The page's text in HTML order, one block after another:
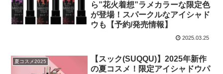
ら”花火着想”ラメカラーな限定色
が登場！スパークルなアイシャド
ウも【予約/発売情報】
2025.03.25
夏コスメ2025
【スック(SUQQU)】2025年新作
の夏コスメ！限定アイシャドウパ